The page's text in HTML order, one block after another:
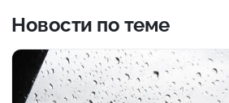
Новости по теме